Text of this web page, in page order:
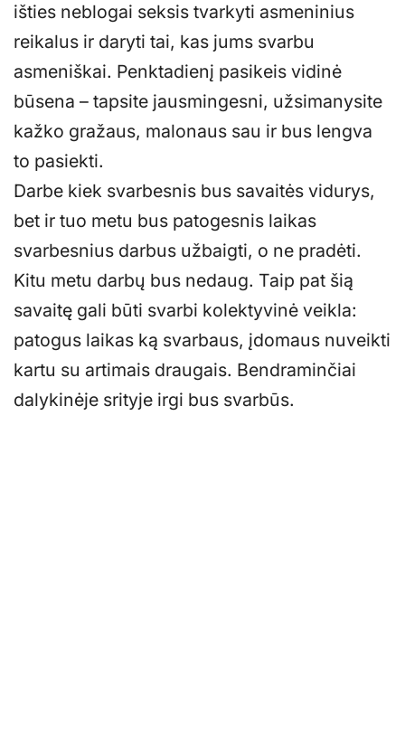
išties neblogai seksis tvarkyti asmeninius
reikalus ir daryti tai, kas jums svarbu
asmeniškai. Penktadienį pasikeis vidinė
būsena – tapsite jausmingesni, užsimanysite
kažko gražaus, malonaus sau ir bus lengva
to pasiekti.
Darbe kiek svarbesnis bus savaitės vidurys,
bet ir tuo metu bus patogesnis laikas
svarbesnius darbus užbaigti, o ne pradėti.
Kitu metu darbų bus nedaug. Taip pat šią
savaitę gali būti svarbi kolektyvinė veikla:
patogus laikas ką svarbaus, įdomaus nuveikti
kartu su artimais draugais. Bendraminčiai
dalykinėje srityje irgi bus svarbūs.